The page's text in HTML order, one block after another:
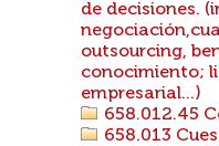
de decisiones.
outsourcing,
conocimiento;
empresarial...)
658.012.45
658.013